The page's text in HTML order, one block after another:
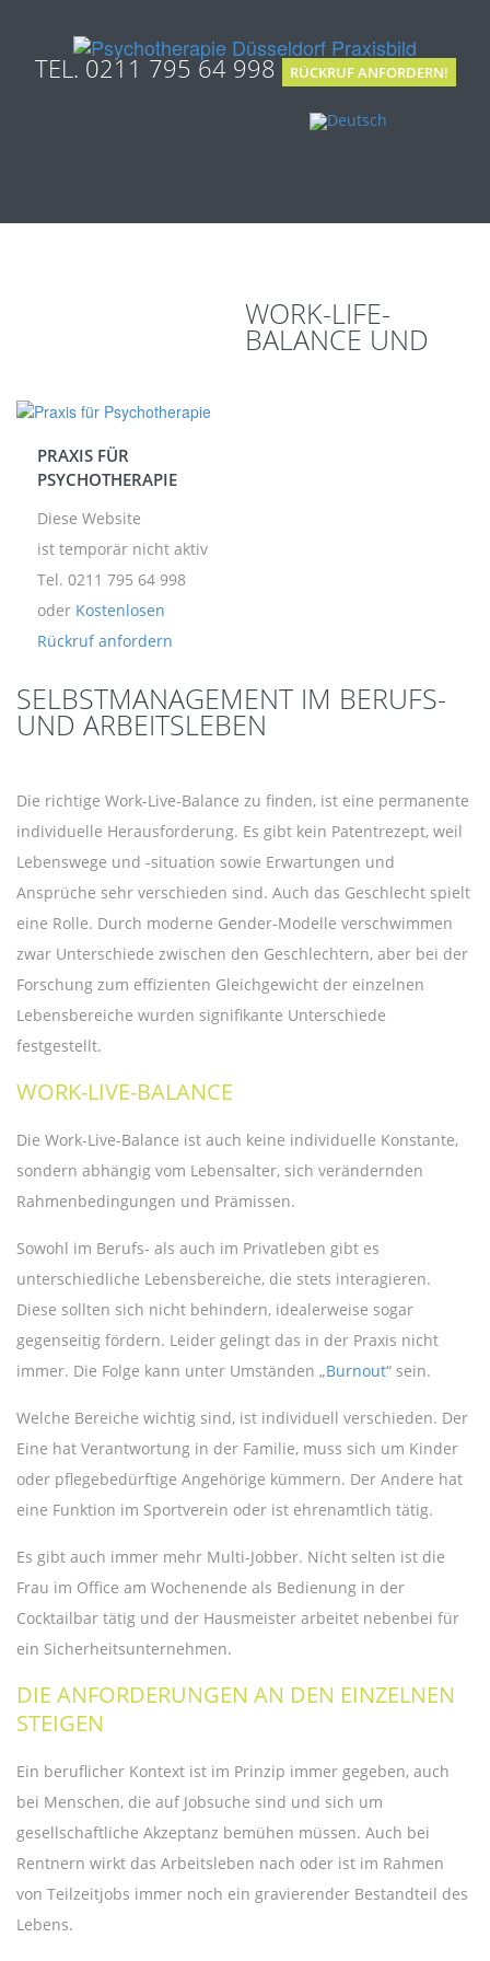
TEL. 0211 795 64 998 RÜCKRUF ANFORDERN!
PRAXIS FÜR
PSYCHOTHERAPIE
Diese Website
ist temporär nicht aktiv
Tel. 0211 795 64 998
oder Kostenlosen
Rückruf anfordern
WORK-LIFE-
BALANCE UND
SELBSTMANAGEMENT IM BERUFS-
UND ARBEITSLEBEN
Die richtige Work-Live-Balance zu finden, ist eine permanente
individuelle Herausforderung. Es gibt kein Patentrezept, weil
Lebenswege und -situation sowie Erwartungen und
Ansprüche sehr verschieden sind. Auch das Geschlecht spielt
eine Rolle. Durch moderne Gender-Modelle verschwimmen
zwar Unterschiede zwischen den Geschlechtern, aber bei der
Forschung zum effizienten Gleichgewicht der einzelnen
Lebensbereiche wurden signifikante Unterschiede
festgestellt.
WORK-LIVE-BALANCE
Die Work-Live-Balance ist auch keine individuelle Konstante,
sondern abhängig vom Lebensalter, sich verändernden
Rahmenbedingungen und Prämissen.
Sowohl im Berufs- als auch im Privatleben gibt es
unterschiedliche Lebensbereiche, die stets interagieren.
Diese sollten sich nicht behindern, idealerweise sogar
gegenseitig fördern. Leider gelingt das in der Praxis nicht
immer. Die Folge kann unter Umständen „Burnout“ sein.
Welche Bereiche wichtig sind, ist individuell verschieden. Der
Eine hat Verantwortung in der Familie, muss sich um Kinder
oder pflegebedürftige Angehörige kümmern. Der Andere hat
eine Funktion im Sportverein oder ist ehrenamtlich tätig.
Es gibt auch immer mehr Multi-Jobber. Nicht selten ist die
Frau im Office am Wochenende als Bedienung in der
Cocktailbar tätig und der Hausmeister arbeitet nebenbei für
ein Sicherheitsunternehmen.
DIE ANFORDERUNGEN AN DEN EINZELNEN
STEIGEN
Ein beruflicher Kontext ist im Prinzip immer gegeben, auch
bei Menschen, die auf Jobsuche sind und sich um
gesellschaftliche Akzeptanz bemühen müssen. Auch bei
Rentnern wirkt das Arbeitsleben nach oder ist im Rahmen
von Teilzeitjobs immer noch ein gravierender Bestandteil des
Lebens.